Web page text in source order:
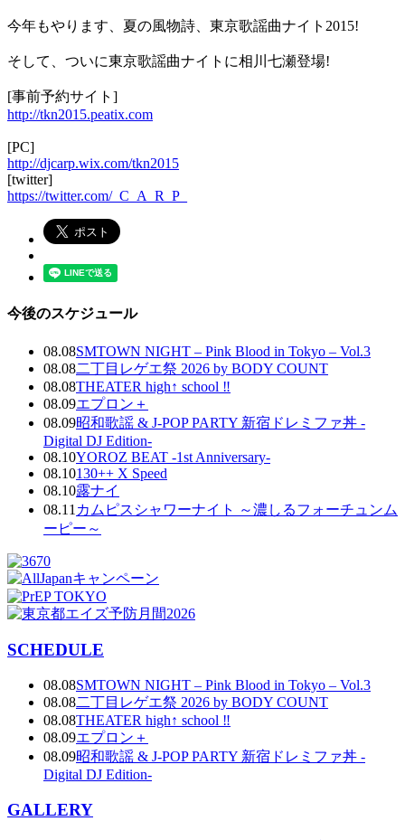
今年もやります、夏の風物詩、東京歌謡曲ナイト2015!
そして、ついに東京歌謡曲ナイトに相川七瀬登場!
[事前予約サイト]
http://tkn2015.peatix.com
[PC]
http://djcarp.wix.com/tkn2015
[twitter]
https://twitter.com/_C_A_R_P_
今後のスケジュール
08.08SMTOWN NIGHT – Pink Blood in Tokyo – Vol.3
08.08二丁目レゲエ祭 2026 by BODY COUNT
08.08THEATER high↑ school ‼
08.09エプロン＋
08.09昭和歌謡 & J-POP PARTY 新宿ドレミファ丼 -
Digital DJ Edition-
08.10YOROZ BEAT -1st Anniversary-
08.10130++ X Speed
08.10露ナイ
08.11 カムピスシャワーナイト ～濃しるフォーチュンム
ーピー～
SCHEDULE
08.08SMTOWN NIGHT – Pink Blood in Tokyo – Vol.3
08.08二丁目レゲエ祭 2026 by BODY COUNT
08.08THEATER high↑ school ‼
08.09エプロン＋
08.09昭和歌謡 & J-POP PARTY 新宿ドレミファ丼 -
Digital DJ Edition-
GALLERY